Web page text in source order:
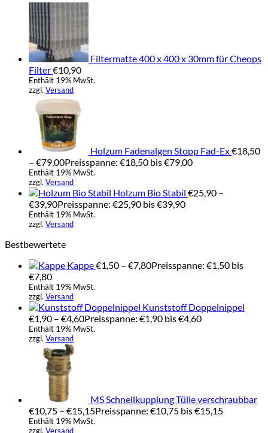
Filtermatte 400 x 400 x 30mm für Cheops
Filter€10,90
Enthält 19% MwSt.
zzgl. Versand
Holzum Fadenalgen Stopp Fad-Ex€18,50
– €79,00Preisspanne: €18,50 bis €79,00
Enthält 19% MwSt.
zzgl. Versand
Holzum Bio Stabil €25,90 –
€39,90Preisspanne: €25,90 bis €39,90
Enthält 19% MwSt.
zzgl. Versand
Bestbewertete
Kappe€1,50 – €7,80Preisspanne: €1,50 bis
€7,80
Enthält 19% MwSt.
zzgl. Versand
Kunststoff Doppelnippel
€1,90 – €4,60Preisspanne: €1,90 bis €4,60
Enthält 19% MwSt.
zzgl. Versand
MS Schnellkupplung Tülle verschraubbar
€10,75 – €15,15Preisspanne: €10,75 bis €15,15
Enthält 19% MwSt.
zzgl. Versand